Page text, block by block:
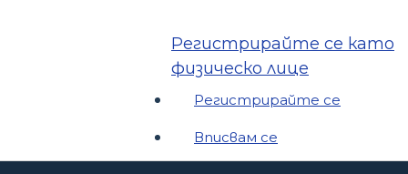
Регистрирайте се като
физическо лице
Регистрирайте се
Вписвам се